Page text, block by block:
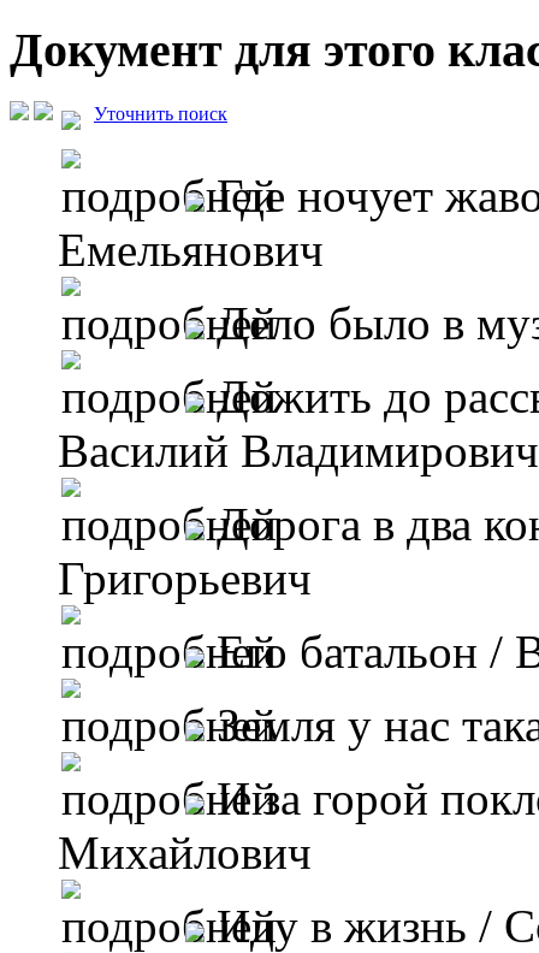
Документ для этого
Уточнить поиск
Где ночует
Емельянович
Дело было в
Дожить до
Василий Владимирович
Дорога в два
Григорьевич
Его батальон /
Земля у нас
И за горой
Михайлович
Иду в жизнь /